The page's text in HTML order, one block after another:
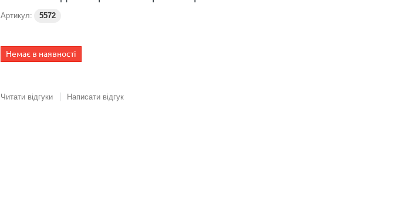
Артикул: 5572
Немає в наявності
Читати відгуки Написати відгук